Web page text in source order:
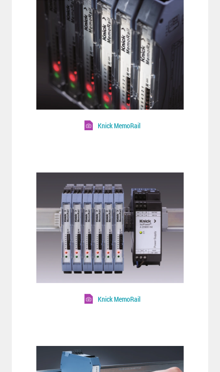
Knick MemoRail
Knick MemoRail